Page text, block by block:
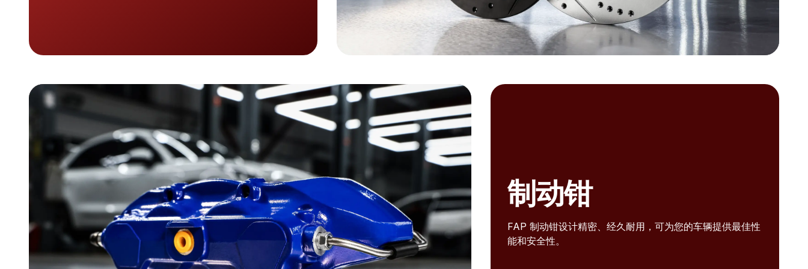
制动钳
FAP 制动钳设计精密、经久耐用，可为您的车辆提供最佳性
能和安全性。